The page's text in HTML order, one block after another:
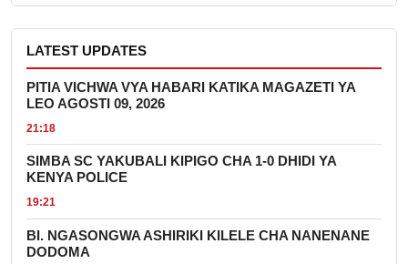
LATEST UPDATES
PITIA VICHWA VYA HABARI KATIKA MAGAZETI YA
LEO AGOSTI 09, 2026
21:18
SIMBA SC YAKUBALI KIPIGO CHA 1-0 DHIDI YA
KENYA POLICE
19:21
BI. NGASONGWA ASHIRIKI KILELE CHA NANENANE
DODOMA